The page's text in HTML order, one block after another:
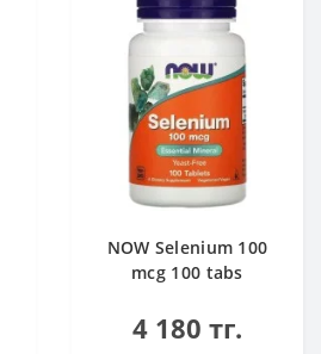
NOW Selenium 100
mcg 100 tabs
4 180 тг.